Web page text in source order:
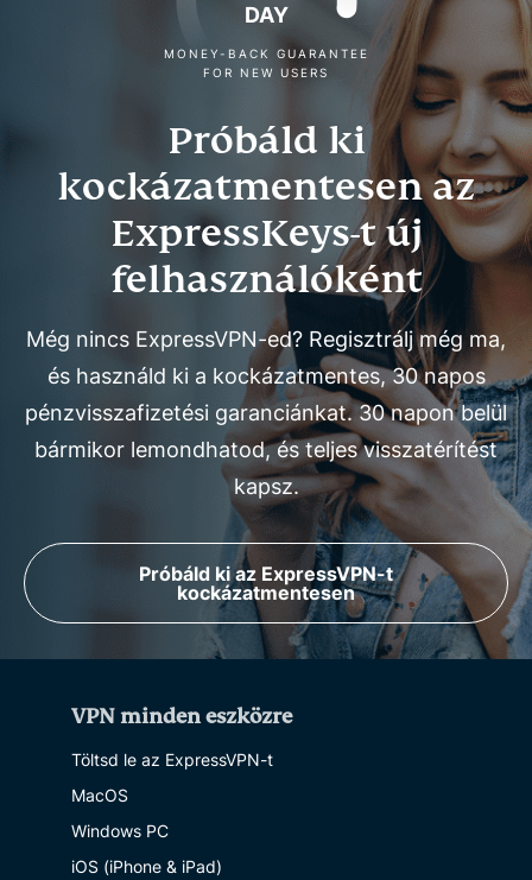
DAY
MONEY-BACK GUARANTEE
FOR NEW USERS
Próbáld ki
kockázatmentesen az
ExpressKeys-t új
felhasználóként
Még nincs ExpressVPN-ed? Regisztrálj még ma,
és használd ki a kockázatmentes, 30 napos
pénzvisszafizetési garanciánkat. 30 napon belül
bármikor lemondhatod, és teljes visszatérítést
kapsz.
Próbáld ki az ExpressVPN-t
kockázatmentesen
VPN minden eszközre
Töltsd le az ExpressVPN-t
MacOS
Windows PC
iOS (iPhone & iPad)